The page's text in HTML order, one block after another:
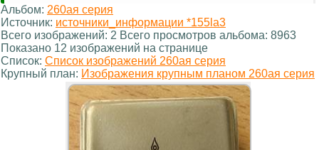
Альбом: 260ая серия
Источник: источники_информации *155la3
Всего изображений: 2 Всего просмотров альбома: 8963
Показано 12 изображений на странице
Список: Список изображений 260ая серия
Крупный план: Изображения крупным планом 260ая серия